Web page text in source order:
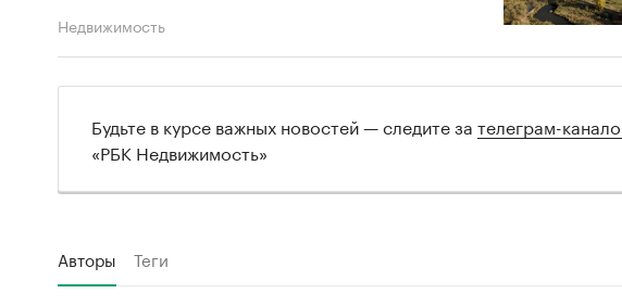
Недвижимость
Будьте в курсе важных новостей — следите за телеграм-
«РБК Недвижимость»
Авторы Теги